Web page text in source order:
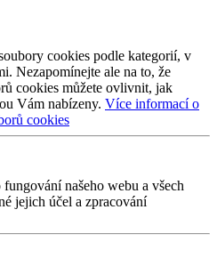
cookies podle kategorií, v
Nezapomínejte ale na to, že
cookies můžete ovlivnit, jak
Vám nabízeny. Více informací o
cookies
našeho webu a všech
jejich účel a zpracování